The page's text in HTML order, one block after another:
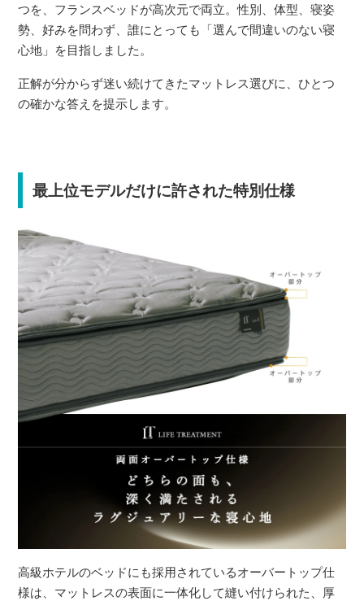
つを、フランスベッドが高次元で両立。性別、体型、寝姿
勢、好みを問わず、誰にとっても「選んで間違いのない寝
心地」を目指しました。
正解が分からず迷い続けてきたマットレス選びに、ひとつ
の確かな答えを提示します。
最上位モデルだけに許された特別仕様
高級ホテルのベッドにも採用されているオーバートップ仕
様は、マットレスの表面に一体化して縫い付けられた、厚